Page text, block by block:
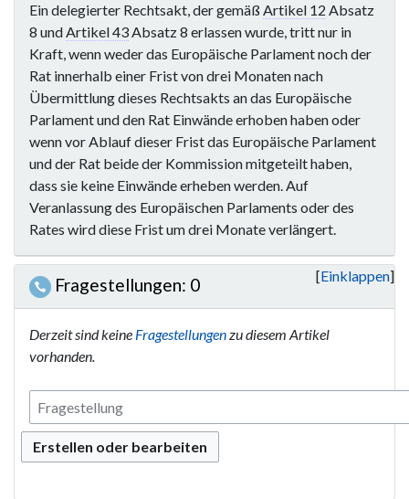
Ein delegierter Rechtsakt, der gemäßArtikel 12 Absatz
8 undArtikel 43Absatz 8 erlassen wurde, tritt nur in
Kraft, wenn weder das Europäische Parlament noch der
Rat innerhalb einer Frist von drei Monaten nach
Übermittlung dieses Rechtsakts an das Europäische
Parlament und den Rat Einwände erhoben haben oder
wenn vor Ablauf dieser Frist das Europäische Parlament
und der Rat beide der Kommission mitgeteilt haben,
dass sie keine Einwände erheben werden. Auf
Veranlassung des Europäischen Parlaments oder des
Rates wird diese Frist um drei Monate verlängert.
Einklappen
Fragestellungen: 0
Derzeit sind keine Fragestellungenzu diesem Artikel
vorhanden.
Erstellen oder bearbeiten